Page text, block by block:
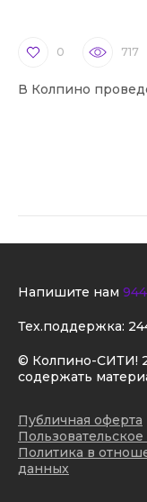
0 717
В Колпино
© Колпино-СИТИ!
содержать
Публичная оферта
Политика в
данных
Напишите нам
Тех.поддержка: